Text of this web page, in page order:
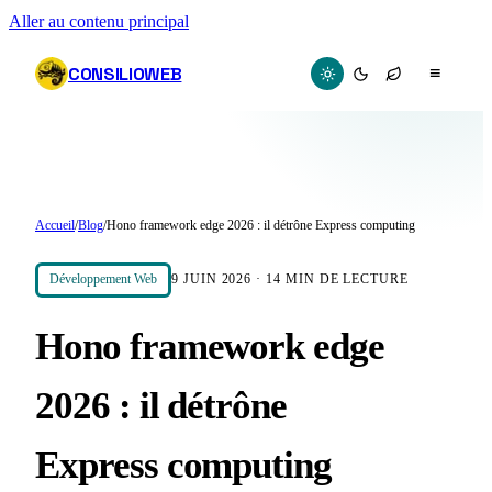
Aller au contenu principal
CONSILIOWEB ≡
Accueil/Blog/Hono framework edge 2026 : il détrône Express computing
Développement Web 9 JUIN 2026 · 14 MIN DE LECTURE
Hono framework edge
2026 : il détrône
Express computing